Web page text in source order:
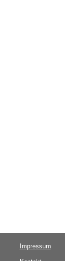
Impressum